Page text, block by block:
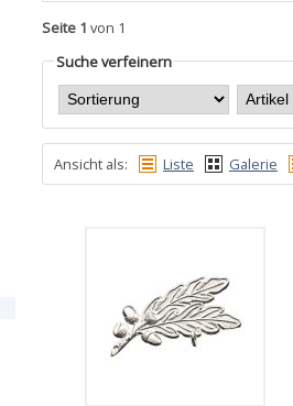
Seite 1 von 1
Suche verfeinern
Ansicht als: Liste Galerie